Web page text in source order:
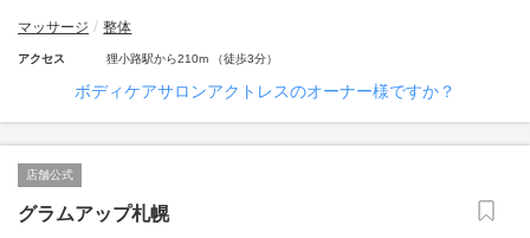
マッサージ 整体
アクセス 狸小路駅から210m （徒歩3分）
ボディケアサロンアクトレスのオーナー様ですか？
店舗公式
グラムアップ札幌